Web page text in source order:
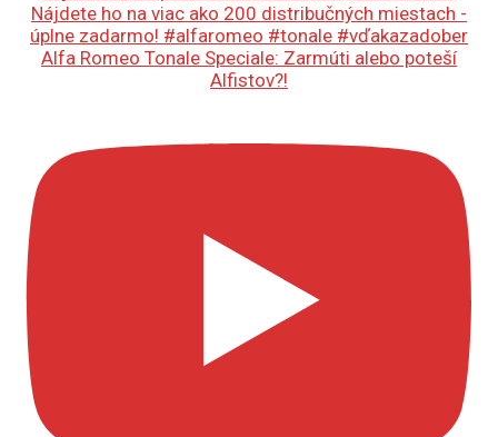
Alfa Romeo Tonale Speciale: Zarmúti alebo poteší
Alfistov?!